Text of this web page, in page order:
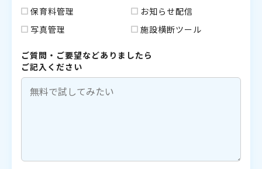
保育料管理
お知らせ配信
写真管理
施設横断ツール
ご質問・ご要望などありましたら
ご記入ください